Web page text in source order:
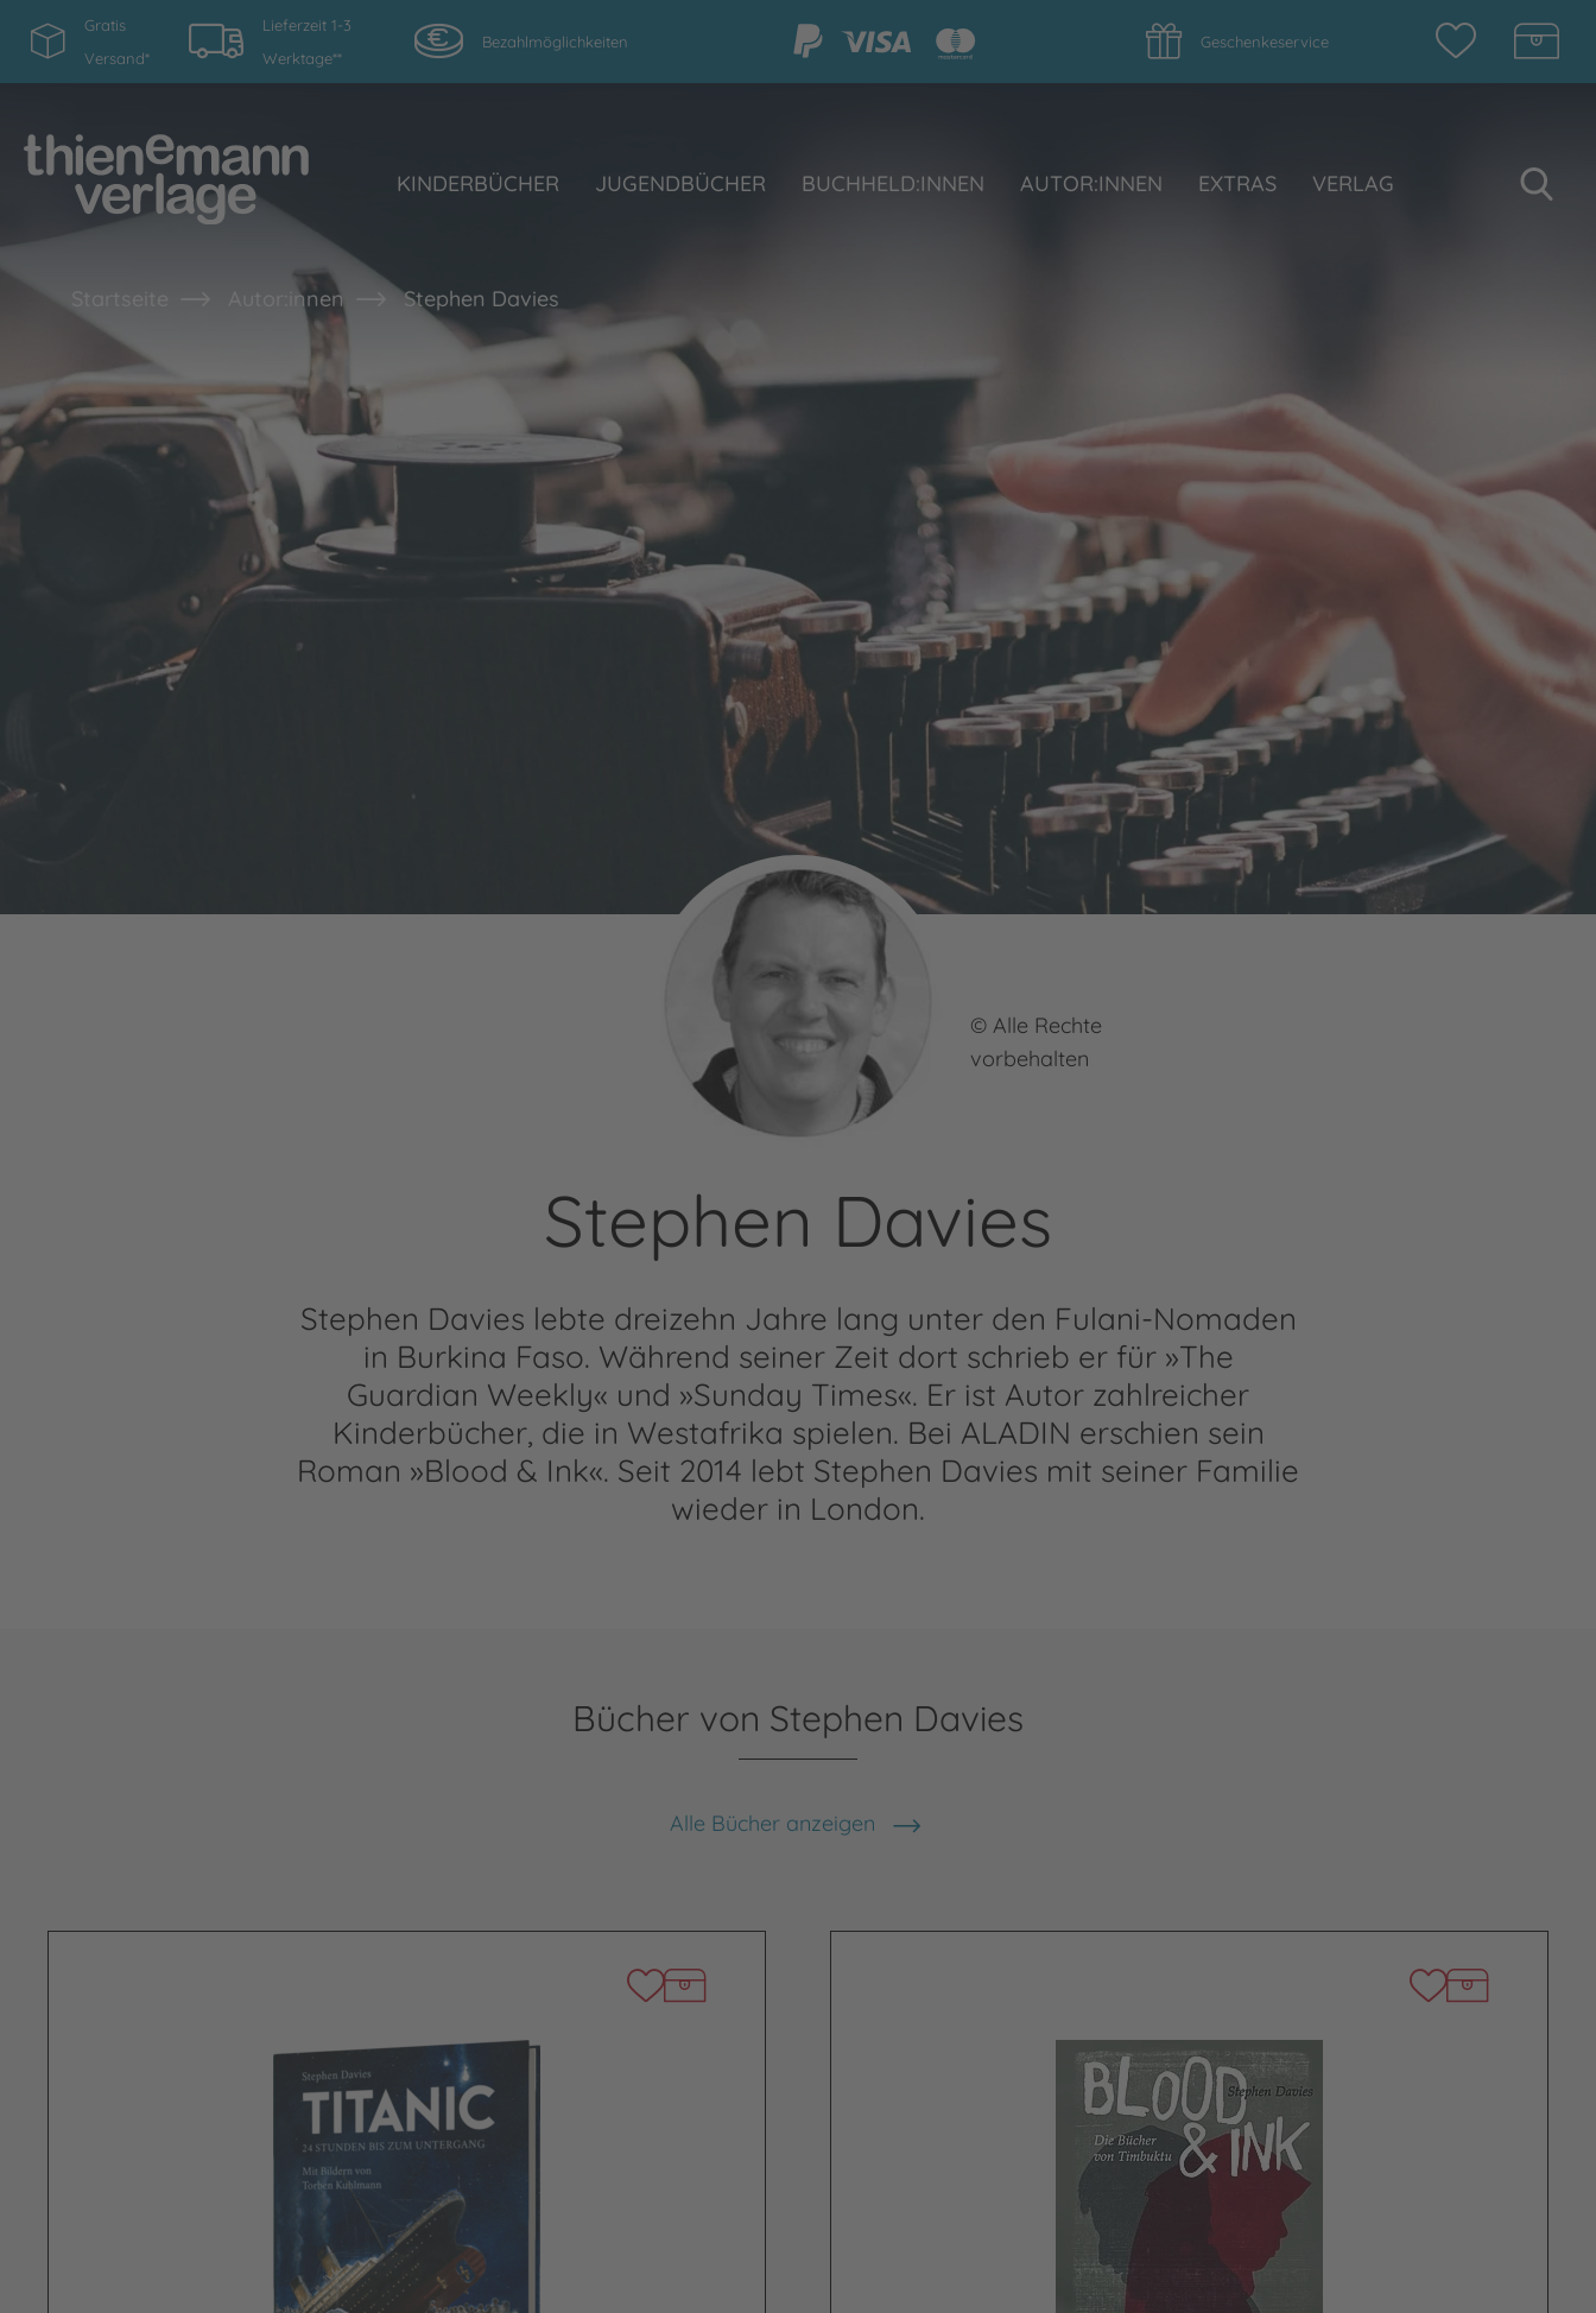
Gratis
Versand*
Lieferzeit 1-3
Werktage**
Bezahlmöglichkeiten Geschenkeservice
KINDERBÜCHER JUGENDBÜCHER BUCHHELD:INNEN AUTOR:INNEN EXTRAS VERLAG
Startseite Autor:innen Stephen Davies
© Alle Rechte
vorbehalten
Stephen Davies
Stephen Davies lebte dreizehn Jahre lang unter den Fulani-Nomaden
in Burkina Faso. Während seiner Zeit dort schrieb er für »The
Guardian Weekly« und »Sunday Times«. Er ist Autor zahlreicher
Kinderbücher, die in Westafrika spielen. Bei ALADIN erschien sein
Roman »Blood & Ink«. Seit 2014 lebt Stephen Davies mit seiner Familie
wieder in London.
Bücher von Stephen Davies
Alle Bücher anzeigen